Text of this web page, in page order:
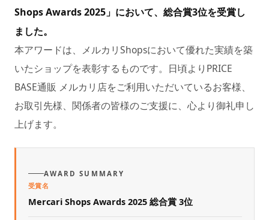
Shops Awards 2025」において、総合賞3位を受賞し
ました。
本アワードは、メルカリShopsにおいて優れた実績を築
いたショップを表彰するものです。日頃よりPRICE
BASE通販 メルカリ店をご利用いただいているお客様、
お取引先様、関係者の皆様のご支援に、心より御礼申し
上げます。
AWARD SUMMARY
受賞名
Mercari Shops Awards 2025 総合賞 3位